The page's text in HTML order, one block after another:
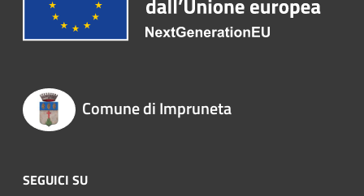
Comune di Impruneta
SEGUICI SU